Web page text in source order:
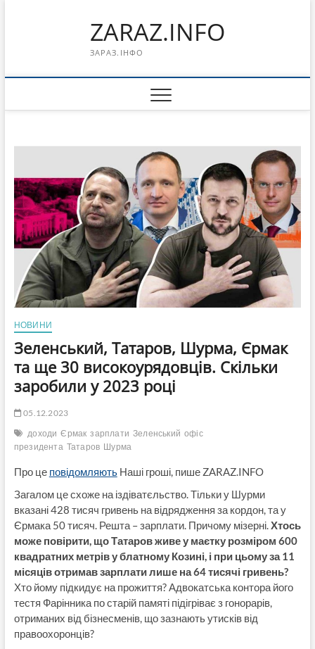
ZARAZ.INFO
ЗАРАЗ.ІНФО
НОВИНИ
Зеленський, Татаров, Шурма, Єрмак
та ще 30 високоурядовців. Скільки
заробили у 2023 році
05.12.2023
доходи Єрмак зарплати Зеленський офіс
президента Татаров Шурма
Про це повідомляютьНаші гроші, пише ZARAZ.INFO
Загалом це схоже на іздіватєльство. Тільки у Шурми
вказані 428 тисяч гривень на відрядження за кордон, та у
Єрмака 50 тисяч. Решта – зарплати. Причому мізерні.Хтось
може повірити, що Татаров живе у маєтку розміром 600
квадратних метрів у блатному Козині, і при цьому за 11
місяців отримав зарплати лише на 64 тисячі гривень?
Хто йому підкидує на прожиття? Адвокатська контора його
тестя Фарінника по старій памяті підігріває з гонорарів,
отриманих від бізнесменів, що зазнають утисків від
правоохоронців?